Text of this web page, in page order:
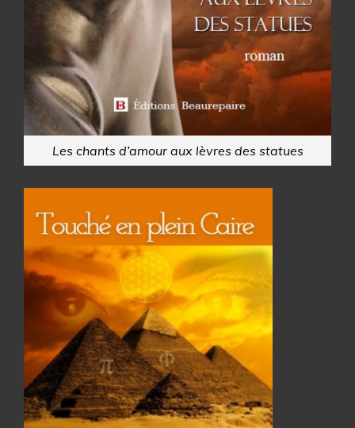
Les chants d’amour aux lèvres des statues